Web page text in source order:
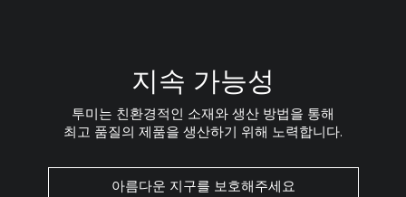
지속 가능성
투미는 친환경적인 소재와 생산 방법을 통해
최고 품질의 제품을 생산하기 위해 노력합니다.
아름다운 지구를 보호해주세요